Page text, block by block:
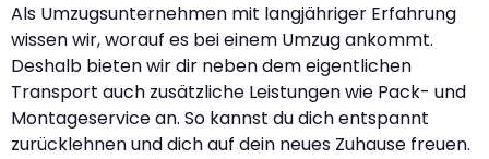
Als Umzugsunternehmen mit langjähriger Erfahrung
wissen wir, worauf es bei einem Umzug ankommt.
Deshalb bieten wir dir neben dem eigentlichen
Transport auch zusätzliche Leistungen wie Pack- und
Montageservice an. So kannst du dich entspannt
zurücklehnen und dich auf dein neues Zuhause freuen.